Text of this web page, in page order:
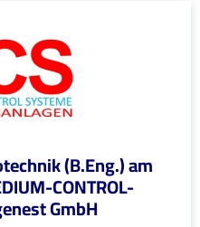
(B.Eng.) am
CONTROL-
GmbH